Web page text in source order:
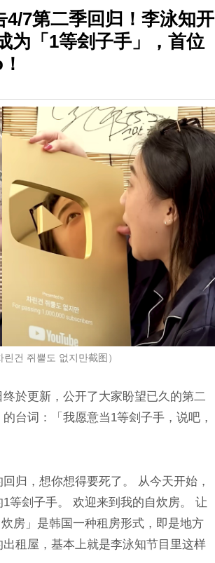
4/7第二季回归！李泳知开
为「1等刽子手」，首位
린건 쥐뿔도 없지만截图）
於更新，公开了大家盼望已久的第二
台词：「我愿意当1等刽子手，说吧，
归，想你想得要死了。 从今天开始，
等刽子手。 欢迎来到我的自炊房。 让
房」是韩国一种租房形式，即是地方
租屋，基本上就是李泳知节目里这样